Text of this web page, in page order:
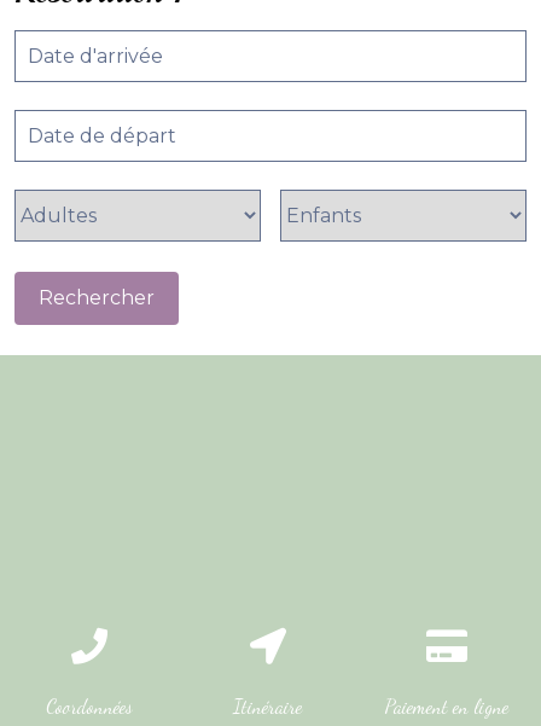
Coordonnées Itinéraire Paiement en ligne